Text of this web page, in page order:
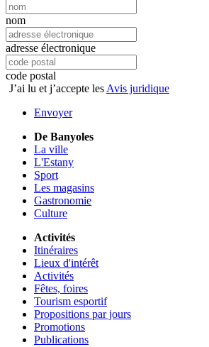
nom
adresse électronique
code postal
J’ai lu et j’accepte les Avis juridique
Envoyer
De Banyoles
La ville
L'Estany
Sport
Les magasins
Gastronomie
Culture
Activités
Itinéraires
Lieux d'intérêt
Activités
Fêtes, foires
Tourism esportif
Propositions par jours
Promotions
Publications